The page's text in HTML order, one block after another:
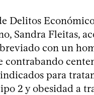
Delitos
Sandra Fleitas,
con un
contrabando
para
2 y obesidad a